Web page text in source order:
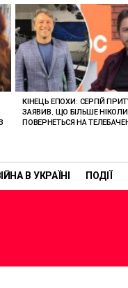
В УКРАЇНІ ПОДІЇ
КІНЕЦЬ ЕПОХИ: СЕРГІЙ
ЗАЯВИВ, ЩО БІЛЬШЕ
ПОВЕРНЕТЬСЯ НА